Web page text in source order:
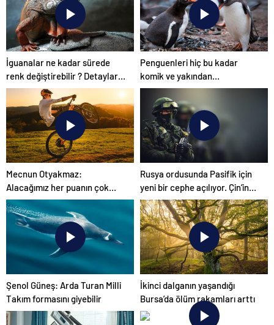
İguanalar ne kadar sürede
renk değiştirebilir ? Detaylar
burada…
Penguenleri hiç bu kadar
komik ve yakından
görmemiştiniz
Mecnun Otyakmaz:
Alacağımız her puanın çok
önemi var
Rusya ordusunda Pasifik için
yeni bir cephe açılıyor. Çin’in
ilk tepkisi!
Şenol Güneş: Arda Turan Milli
Takım formasını giyebilir
İkinci dalganın yaşandığı
Bursa’da ölüm rakamları arttı